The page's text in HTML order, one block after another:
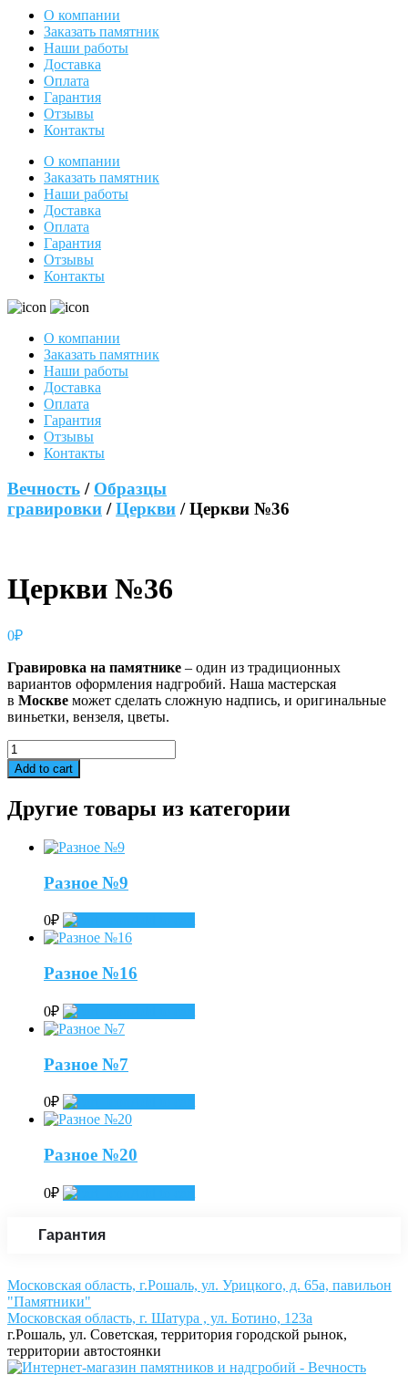
О компании
Заказать памятник
Наши работы
Доставка
Оплата
Гарантия
Отзывы
Контакты
О компании
Заказать памятник
Наши работы
Доставка
Оплата
Гарантия
Отзывы
Контакты
О компании
Заказать памятник
Наши работы
Доставка
Оплата
Гарантия
Отзывы
Контакты
Вечность / Образцы
гравировки /Церкви / Церкви №36
Церкви №36
0₽
Гравировка на памятнике – один из традиционных
вариантов оформления надгробий. Наша мастерская
в Москве может сделать сложную надпись, и оригинальные
виньетки, вензеля, цветы.
Церкви
№36
quantity
Add to cart
Другие товары из категории
Разное №9
0₽
Разное №16
0₽
Разное №7
0₽
Разное №20
0₽
Гарантия
Московская область, г.Рошаль, ул. Урицкого, д. 65а, павильон
"Памятники"
Московская область, г. Шатура , ул. Ботино, 123а
г.Рошаль, ул. Советская, территория городской рынок,
территории автостоянки